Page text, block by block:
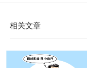
相关文章